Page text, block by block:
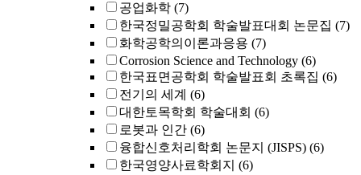
공업화학 (7)
한국정밀공학회 학술발표대회 논문집 (7)
화학공학의이론과응용 (7)
Corrosion Science and Technology (6)
한국표면공학회 학술발표회 초록집 (6)
전기의 세계 (6)
대한토목학회 학술대회 (6)
로봇과 인간 (6)
융합신호처리학회 논문지 (JISPS) (6)
한국영양사료학회지 (6)